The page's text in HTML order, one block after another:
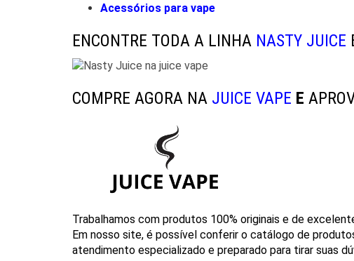
Acessórios para vape
ENCONTRE TODA A LINHA NASTY JUICE
COMPRE AGORA NA JUICE VAPE E
Trabalhamos com produtos 100% originais e de
Em nosso site, é possível conferir o catálogo de
atendimento especializado e preparado para tirar suas